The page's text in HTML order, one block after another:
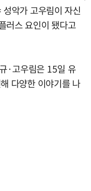
악가 고우림이 자신
러스 요인이 됐다고
·고우림은 15일 유
다양한 이야기를 나